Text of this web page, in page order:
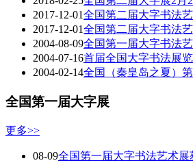
2017-12-01全国第二届大字书法
2017-12-01全国第二届大字书法
2004-08-09全国第一届大字书法
2004-07-16首届全国大字书法展
2004-02-14全国（秦皇岛之夏）
全国第一届大字展
更多>>
08-09全国第一届大字书法艺术展